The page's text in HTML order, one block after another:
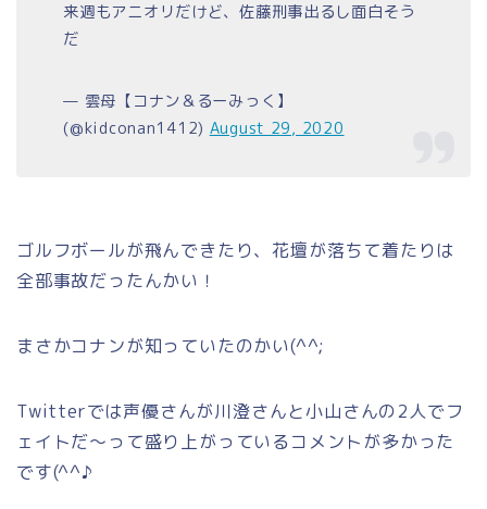
来週もアニオリだけど、佐藤刑事出るし面白そう
だ
— 雲母【コナン＆るーみっく】
(@kidconan1412) August 29, 2020
ゴルフボールが飛んできたり、花壇が落ちて着たりは
全部事故だったんかい！
まさかコナンが知っていたのかい(^^;
Twitterでは声優さんが川澄さんと小山さんの2人でフ
ェイトだ～って盛り上がっているコメントが多かった
です(^^♪